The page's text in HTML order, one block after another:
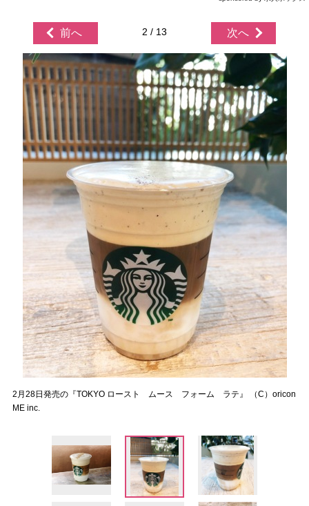
前へ 2 / 13 次へ
2月28日発売の『TOKYO ロースト ムース フォーム ラテ』 （C）oricon
ME inc.